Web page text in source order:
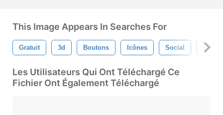
This Image Appears In Searches For
Gratuit 3d Boutons Icônes Social Site
Les Utilisateurs Qui Ont Téléchargé Ce
Fichier Ont Également Téléchargé